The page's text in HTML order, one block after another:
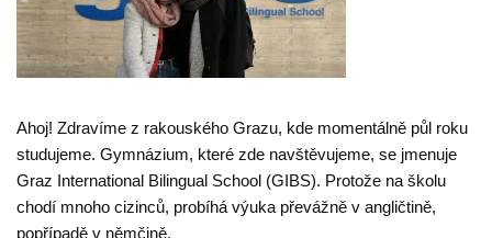
Ahoj! Zdravíme z rakouského Grazu, kde momentálně půl roku
studujeme. Gymnázium, které zde navštěvujeme, se jmenuje
Graz International Bilingual School (GIBS). Protože na školu
chodí mnoho cizinců, probíhá výuka převážně v angličtině,
popřípadě v němčině.